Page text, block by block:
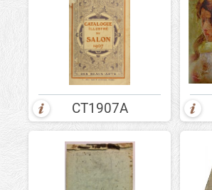
CT1907A